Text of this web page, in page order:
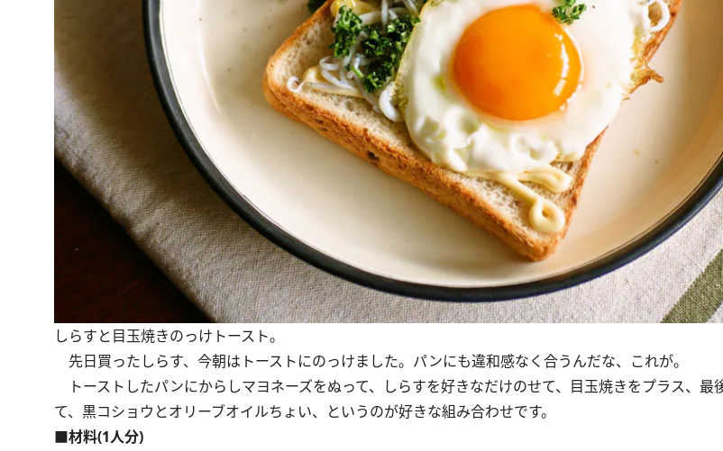
しらすと目玉焼きのっけトースト。
先日買ったしらす、今朝はトーストにのっけました。パンにも違和感なく合うんだな、これが。
トーストしたパンにからしマヨネーズをぬって、しらすを好きなだけのせて、目玉焼きをプラス、最
て、黒コショウとオリーブオイルちょい、というのが好きな組み合わせです。
■材料(1人分)